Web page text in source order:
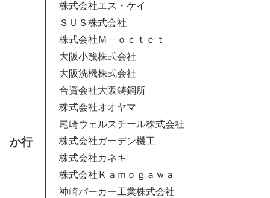
株式会社エス・ケイ
ＳＵＳ株式会社
株式会社Ｍ－ｏｃｔｅｔ
大阪小籏株式会社
大阪洗機株式会社
合資会社大阪鋳鋼所
株式会社オオヤマ
尾崎ウェルスチール株式会社
か行
株式会社ガーデン機工
株式会社カネキ
株式会社Ｋａｍｏｇａｗａ
神崎パーカー工業株式会社